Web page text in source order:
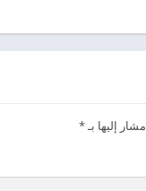
إليها بـ*